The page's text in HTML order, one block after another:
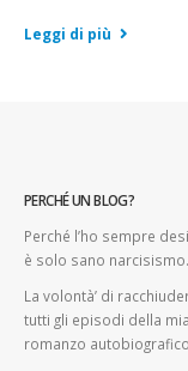
Leggi di più
PERCHÉ UN BLOG?
Perché l’ho sempre
è solo sano
La volontà’ di
tutti gli episodi della
romanzo